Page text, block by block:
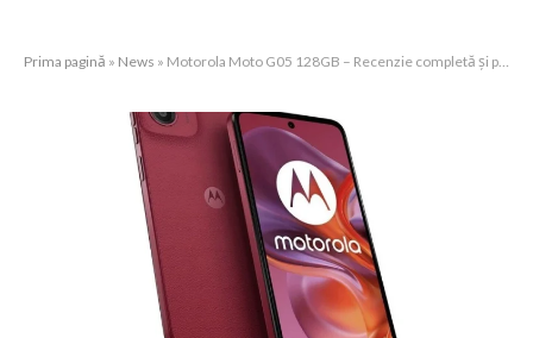
Prima pagină » News » Motorola Moto G05 128GB – Recenzie completă și păreri